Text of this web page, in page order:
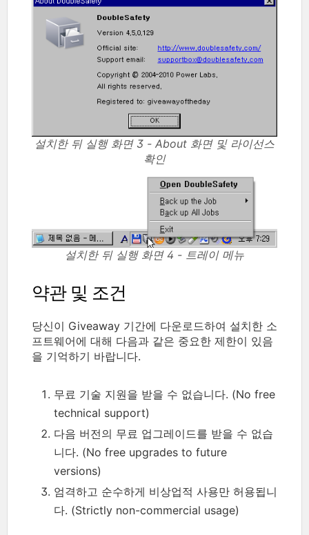
설치한 뒤 실행 화면 3 - About 화면 및 라이선스
확인
설치한 뒤 실행 화면 4 - 트레이 메뉴
약관 및 조건
당신이 Giveaway 기간에 다운로드하여 설치한 소
프트웨어에 대해 다음과 같은 중요한 제한이 있음
을 기억하기 바랍니다.
무료 기술 지원을 받을 수 없습니다. (No free
technical support)
다음 버전의 무료 업그레이드를 받을 수 없습
니다. (No free upgrades to future
versions)
엄격하고 순수하게 비상업적 사용만 허용됩니
다. (Strictly non-commercial usage)